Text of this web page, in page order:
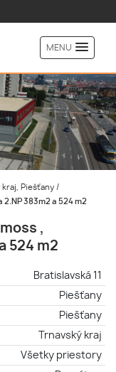
MENU
kraj, Piešťany /
383m2 a 524 m2
,
524 m2
Bratislavská 11
Piešťany
Piešťany
Trnavský kraj
Všetky priestory